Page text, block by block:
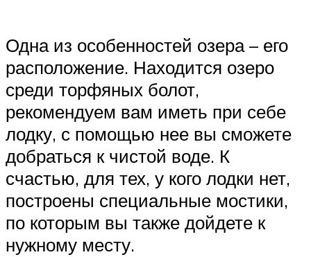
Одна из особенностей озера – его
расположение. Находится озеро
среди торфяных болот,
рекомендуем вам иметь при себе
лодку, с помощью нее вы сможете
добраться к чистой воде. К
счастью, для тех, у кого лодки нет,
построены специальные мостики,
по которым вы также дойдете к
нужному месту.